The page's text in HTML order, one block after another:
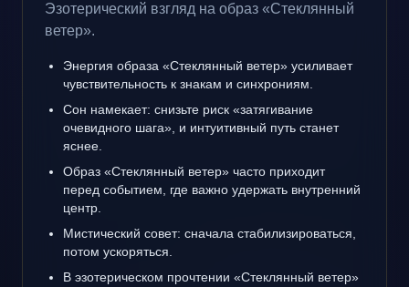
Эзотерический взгляд на образ «Стеклянный
ветер».
Энергия образа «Стеклянный ветер» усиливает
чувствительность к знакам и синхрониям.
Сон намекает: снизьте риск «затягивание
очевидного шага», и интуитивный путь станет
яснее.
Образ «Стеклянный ветер» часто приходит
перед событием, где важно удержать внутренний
центр.
Мистический совет: сначала стабилизироваться,
потом ускоряться.
В эзотерическом прочтении «Стеклянный ветер»